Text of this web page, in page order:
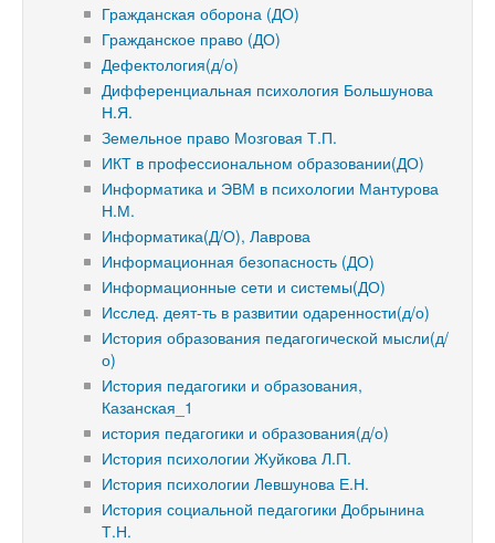
Гражданская оборона (ДО)
Гражданское право (ДО)
Дефектология(д/о)
Дифференциальная психология Большунова
Н.Я.
Земельное право Мозговая Т.П.
ИКТ в профессиональном образовании(ДО)
Информатика и ЭВМ в психологии Мантурова
Н.М.
Информатика(Д/О), Лаврова
Информационная безопасность (ДО)
Информационные сети и системы(ДО)
Исслед. деят-ть в развитии одаренности(д/о)
История образования педагогической мысли(д/
о)
История педагогики и образования,
Казанская_1
история педагогики и образования(д/о)
История психологии Жуйкова Л.П.
История психологии Левшунова Е.Н.
История социальной педагогики Добрынина
Т.Н.